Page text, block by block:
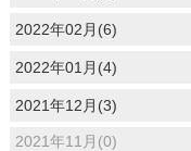
2022年02月(6)
2022年01月(4)
2021年12月(3)
2021年11月(0)